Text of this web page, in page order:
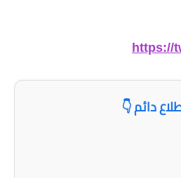
المرحلة الاعدادية
https://
دائم 👇